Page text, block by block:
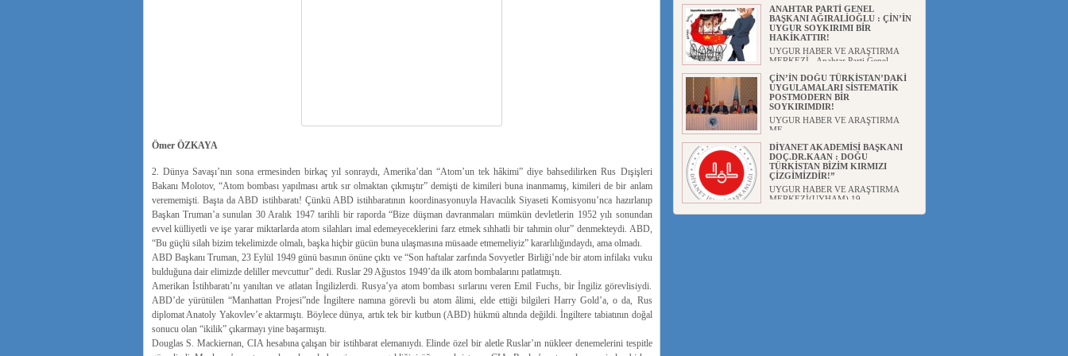
Ömer ÖZKAYA
2. Dünya Savaşı’nın sona ermesinden birkaç yıl sonraydı, Amerika’dan “Atom’un tek hâkimi” diye bahsedilirken Rus Dışişleri
Bakanı Molotov, “Atom bombası yapılması artık sır olmaktan çıkmıştır” demişti de kimileri buna inanmamış, kimileri de bir anlam
verememişti. Başta da ABD istihbaratı! Çünkü ABD istihbaratının koordinasyonuyla Havacılık Siyaseti Komisyonu’nca hazırlanıp
Başkan Truman’a sunulan 30 Aralık 1947 tarihli bir raporda “Bize düşman davranmaları mümkün devletlerin 1952 yılı sonundan
evvel külliyetli ve işe yarar miktarlarda atom silahları imal edemeyeceklerini farz etmek sıhhatli bir tahmin olur” denmekteydi. ABD,
“Bu güçlü silah bizim tekelimizde olmalı, başka hiçbir gücün buna ulaşmasına müsaade etmemeliyiz” kararlılığındaydı, ama olmadı.
ABD Başkanı Truman, 23 Eylül 1949 günü basının önüne çıktı ve “Son haftalar zarfında Sovyetler Birliği’nde bir atom infilakı vuku
bulduğuna dair elimizde deliller mevcuttur” dedi. Ruslar 29 Ağustos 1949’da ilk atom bombalarını patlatmıştı.
Amerikan İstihbaratı’nı yanıltan ve atlatan İngilizlerdi. Rusya’ya atom bombası sırlarını veren Emil Fuchs, bir İngiliz görevlisiydi.
ABD’de yürütülen “Manhattan Projesi”nde İngiltere namına görevli bu atom âlimi, elde ettiği bilgileri Harry Gold’a, o da, Rus
diplomat Anatoly Yakovlev’e aktarmıştı. Böylece dünya, artık tek bir kutbun (ABD) hükmü altında değildi. İngiltere tabiatının doğal
sonucu olan “ikilik” çıkarmayı yine başarmıştı.
Douglas S. Mackiernan, CIA hesabına çalışan bir istihbarat elemanıydı. Elinde özel bir aletle Ruslar’ın nükleer denemelerini tespitle
ANAHTAR PARTİ GENEL
BAŞKANI AĞIRALİOĞLU : ÇİN’İN
UYGUR SOYKIRIMI BİR
HAKİKATTIR!
UYGUR HABER VE ARAŞTIRMA
MERKEZİ Anahtar Parti Genel
ÇİN’İN DOĞU TÜRKİSTAN’DAKİ
UYGULAMALARI SİSTEMATİK
POSTMODERN BİR
SOYKIRIMDIR!
UYGUR HABER VE ARAŞTIRMA
ME...
DİYANET AKADEMİSİ BAŞKANI
DOÇ.DR.KAAN : DOĞU
TÜRKİSTAN BİZİM KIRMIZI
ÇİZGİMİZDİR!”
UYGUR HABER VE ARAŞTIRMA
MERKEZİ(UYHAM) 19...
150 YILDIR KAYNAYAN YARAMIZ